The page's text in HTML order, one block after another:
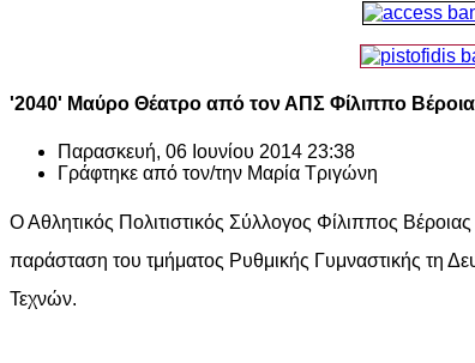
'2040' Μαύρο Θέατρο από τον ΑΠΣ Φίλιππο
Παρασκευή, 06 Ιουνίου 2014 23:38
Γράφτηκε από τον/την Μαρία Τριγώνη
Ο Αθλητικός Πολιτιστικός Σύλλογος Φίλιππος
παράσταση του τμήματος Ρυθμικής Γυμναστικής τη
Τεχνών.